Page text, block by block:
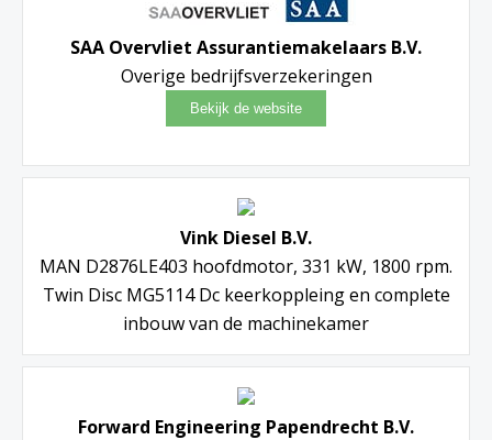
SAA Overvliet Assurantiemakelaars B.V.
Overige bedrijfsverzekeringen
Vink Diesel B.V.
MAN D2876LE403 hoofdmotor, 331 kW, 1800 rpm.
Twin Disc MG5114 Dc keerkoppleing en complete
inbouw van de machinekamer
Forward Engineering Papendrecht B.V.